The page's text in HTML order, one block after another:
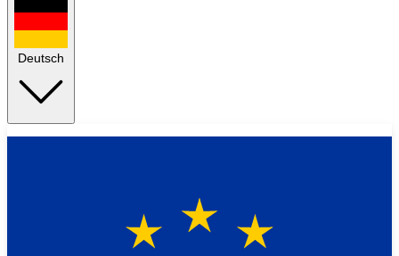
Deutsch